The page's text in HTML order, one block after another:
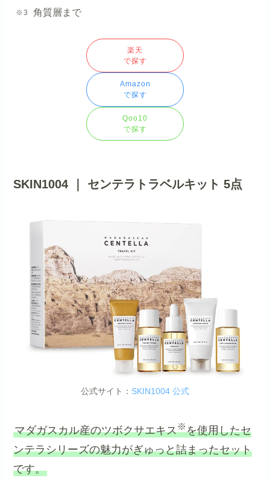
角質層まで
楽天
で探す
Amazon
で探す
Qoo10
で探す
SKIN1004 ｜ センテラトラベルキット 5点
公式サイト： SKIN1004 公式
マダガスカル産のツボクサエキス※を使用したセ
ンテラシリーズの魅力がぎゅっと詰まったセット
です。